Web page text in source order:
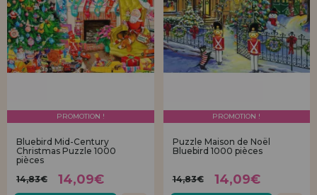
PROMOTION !
Bluebird Mid-Century
Christmas Puzzle 1000
pièces
14,83€
14,09€
PROMOTION !
Puzzle Maison de Noël
Bluebird 1000 pièces
14,83€ 14,09€